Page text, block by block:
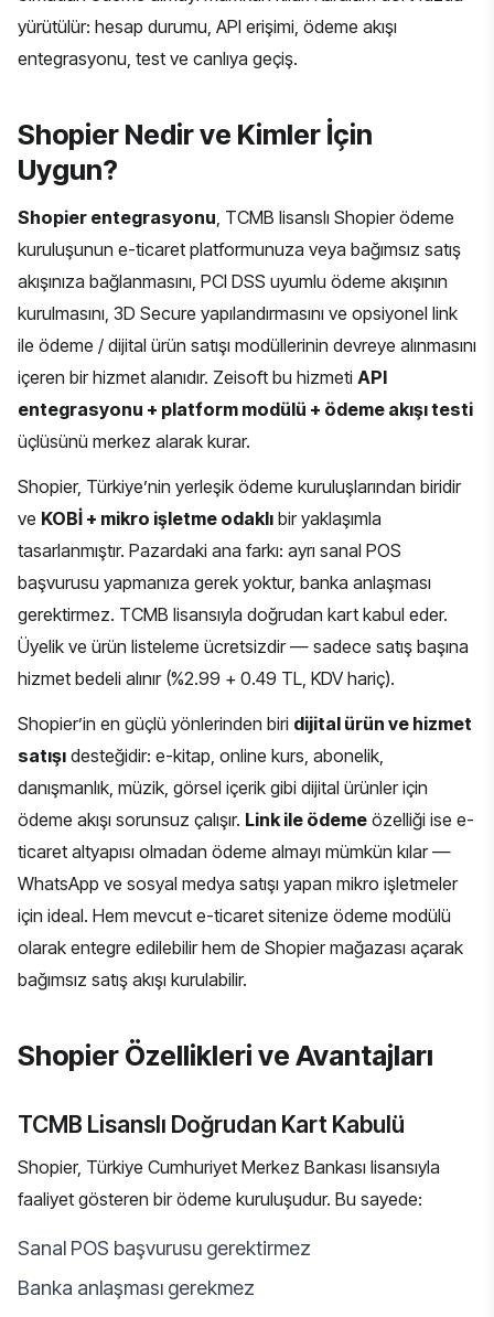
yürütülür: hesap durumu, API erişimi, ödeme akışı
entegrasyonu, test ve canlıya geçiş.
Shopier Nedir ve Kimler İçin
Uygun?
Shopier entegrasyonu , TCMB lisanslı Shopier ödeme
kuruluşunun e-ticaret platformunuza veya bağımsız satış
akışınıza bağlanmasını, PCI DSS uyumlu ödeme akışının
kurulmasını, 3D Secure yapılandırmasını ve opsiyonel link
ile ödeme / dijital ürün satışı modüllerinin devreye alınmasını
içeren bir hizmet alanıdır. Zeisoft bu hizmeti API
entegrasyonu + platform modülü + ödeme akışı testi
üçlüsünü merkez alarak kurar.
Shopier, Türkiye’nin yerleşik ödeme kuruluşlarından biridir
ve KOBİ + mikro işletme odaklı bir yaklaşımla
tasarlanmıştır. Pazardaki ana farkı: ayrı sanal POS
başvurusu yapmanıza gerek yoktur, banka anlaşması
gerektirmez. TCMB lisansıyla doğrudan kart kabul eder.
Üyelik ve ürün listeleme ücretsizdir — sadece satış başına
hizmet bedeli alınır (%2.99 + 0.49 TL, KDV hariç).
Shopier’in en güçlü yönlerinden biri dijital ürün ve hizmet
satışı desteğidir: e-kitap, online kurs, abonelik,
danışmanlık, müzik, görsel içerik gibi dijital ürünler için
ödeme akışı sorunsuz çalışır. Link ile ödeme özelliği ise e-
ticaret altyapısı olmadan ödeme almayı mümkün kılar —
WhatsApp ve sosyal medya satışı yapan mikro işletmeler
için ideal. Hem mevcut e-ticaret sitenize ödeme modülü
olarak entegre edilebilir hem de Shopier mağazası açarak
bağımsız satış akışı kurulabilir.
Shopier Özellikleri ve Avantajları
TCMB Lisanslı Doğrudan Kart Kabulü
Shopier, Türkiye Cumhuriyet Merkez Bankası lisansıyla
faaliyet gösteren bir ödeme kuruluşudur. Bu sayede:
Sanal POS başvurusu gerektirmez
Banka anlaşması gerekmez